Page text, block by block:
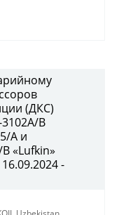
(ДКС)
В
A и
«Lufkin»
-